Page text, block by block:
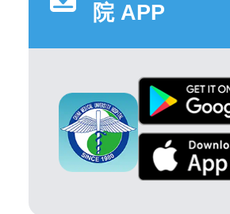
院 APP